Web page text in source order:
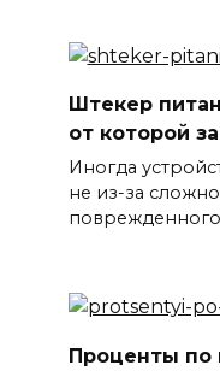
Штекер
от которой
Иногда
не из-за
поврежденного
Проценты по